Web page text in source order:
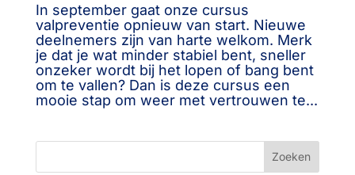
In september gaat onze cursus
valpreventie opnieuw van start. Nieuwe
deelnemers zijn van harte welkom. Merk
je dat je wat minder stabiel bent, sneller
onzeker wordt bij het lopen of bang bent
om te vallen? Dan is deze cursus een
mooie stap om weer met vertrouwen te...
Zoeken